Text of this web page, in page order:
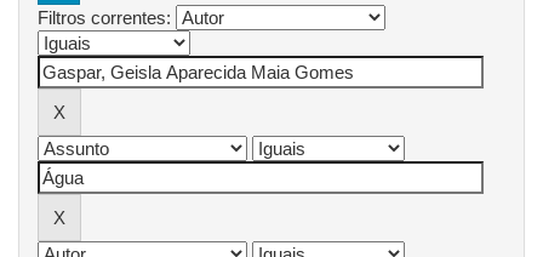
Filtros correntes: